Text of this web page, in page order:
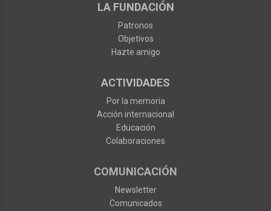
LA FUNDACIÓN
Patronos
Objetivos
Hazte amigo
ACTIVIDADES
Por la memoria
Acción internacional
Educación
Colaboraciones
COMUNICACIÓN
Newsletter
Comunicados